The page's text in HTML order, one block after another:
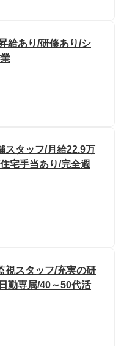
給あり/研修あり/シ
スタッフ/月給22.9万
宅手当あり/完全週
視スタッフ/充実の研
勤専属/40～50代活